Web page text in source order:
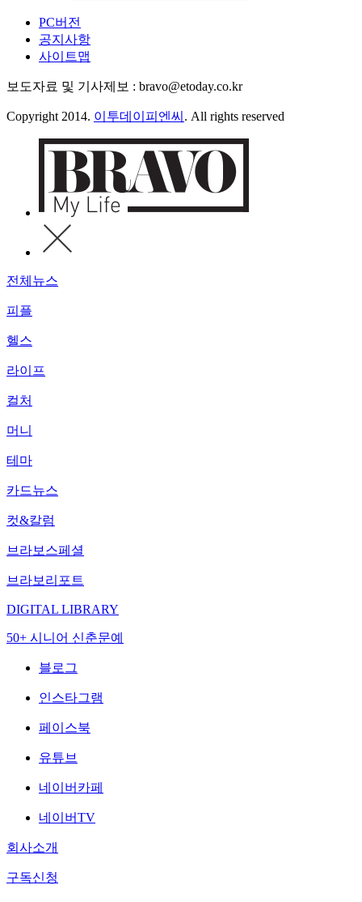
PC버전
공지사항
사이트맵
보도자료 및 기사제보 : bravo@etoday.co.kr
Copyright 2014. 이투데이피엔씨 . All rights reserved
전체뉴스
피플
헬스
라이프
컬처
머니
테마
카드뉴스
컷&칼럼
브라보스페셜
브라보리포트
DIGITAL LIBRARY
50+ 시니어 신춘문예
블로그
인스타그램
페이스북
유튜브
네이버카페
네이버TV
회사소개
구독신청